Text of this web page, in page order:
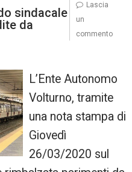
sindacale
da
L’Ente Autonomo
Volturno, tramite
una nota stampa di
Giovedì
26/03/2020 sul
Lascia
un
commento